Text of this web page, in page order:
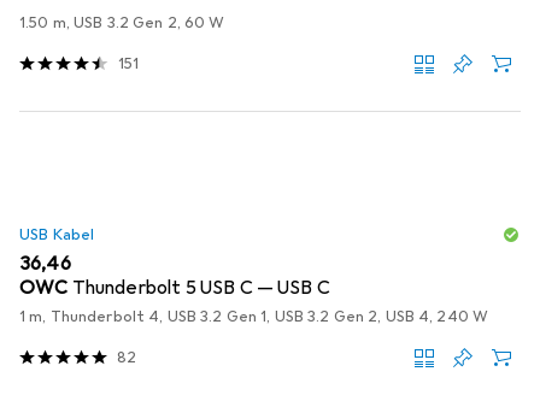
1.50 m, USB 3.2 Gen 2, 60 W
151
USB Kabel
EUR
36,46
OWC Thunderbolt 5 USB C — USB C
1 m, Thunderbolt 4, USB 3.2 Gen 1, USB 3.2 Gen 2, USB 4, 240 W
82